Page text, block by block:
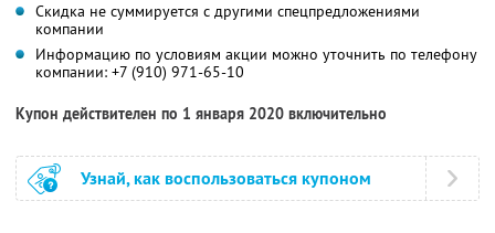
Скидка не суммируется с другими спецпредложениями
компании
Информацию по условиям акции можно уточнить по телефону
компании: +7 (910) 971-65-10
Купон действителен по 1 января 2020 включительно
Узнай, как воспользоваться купоном